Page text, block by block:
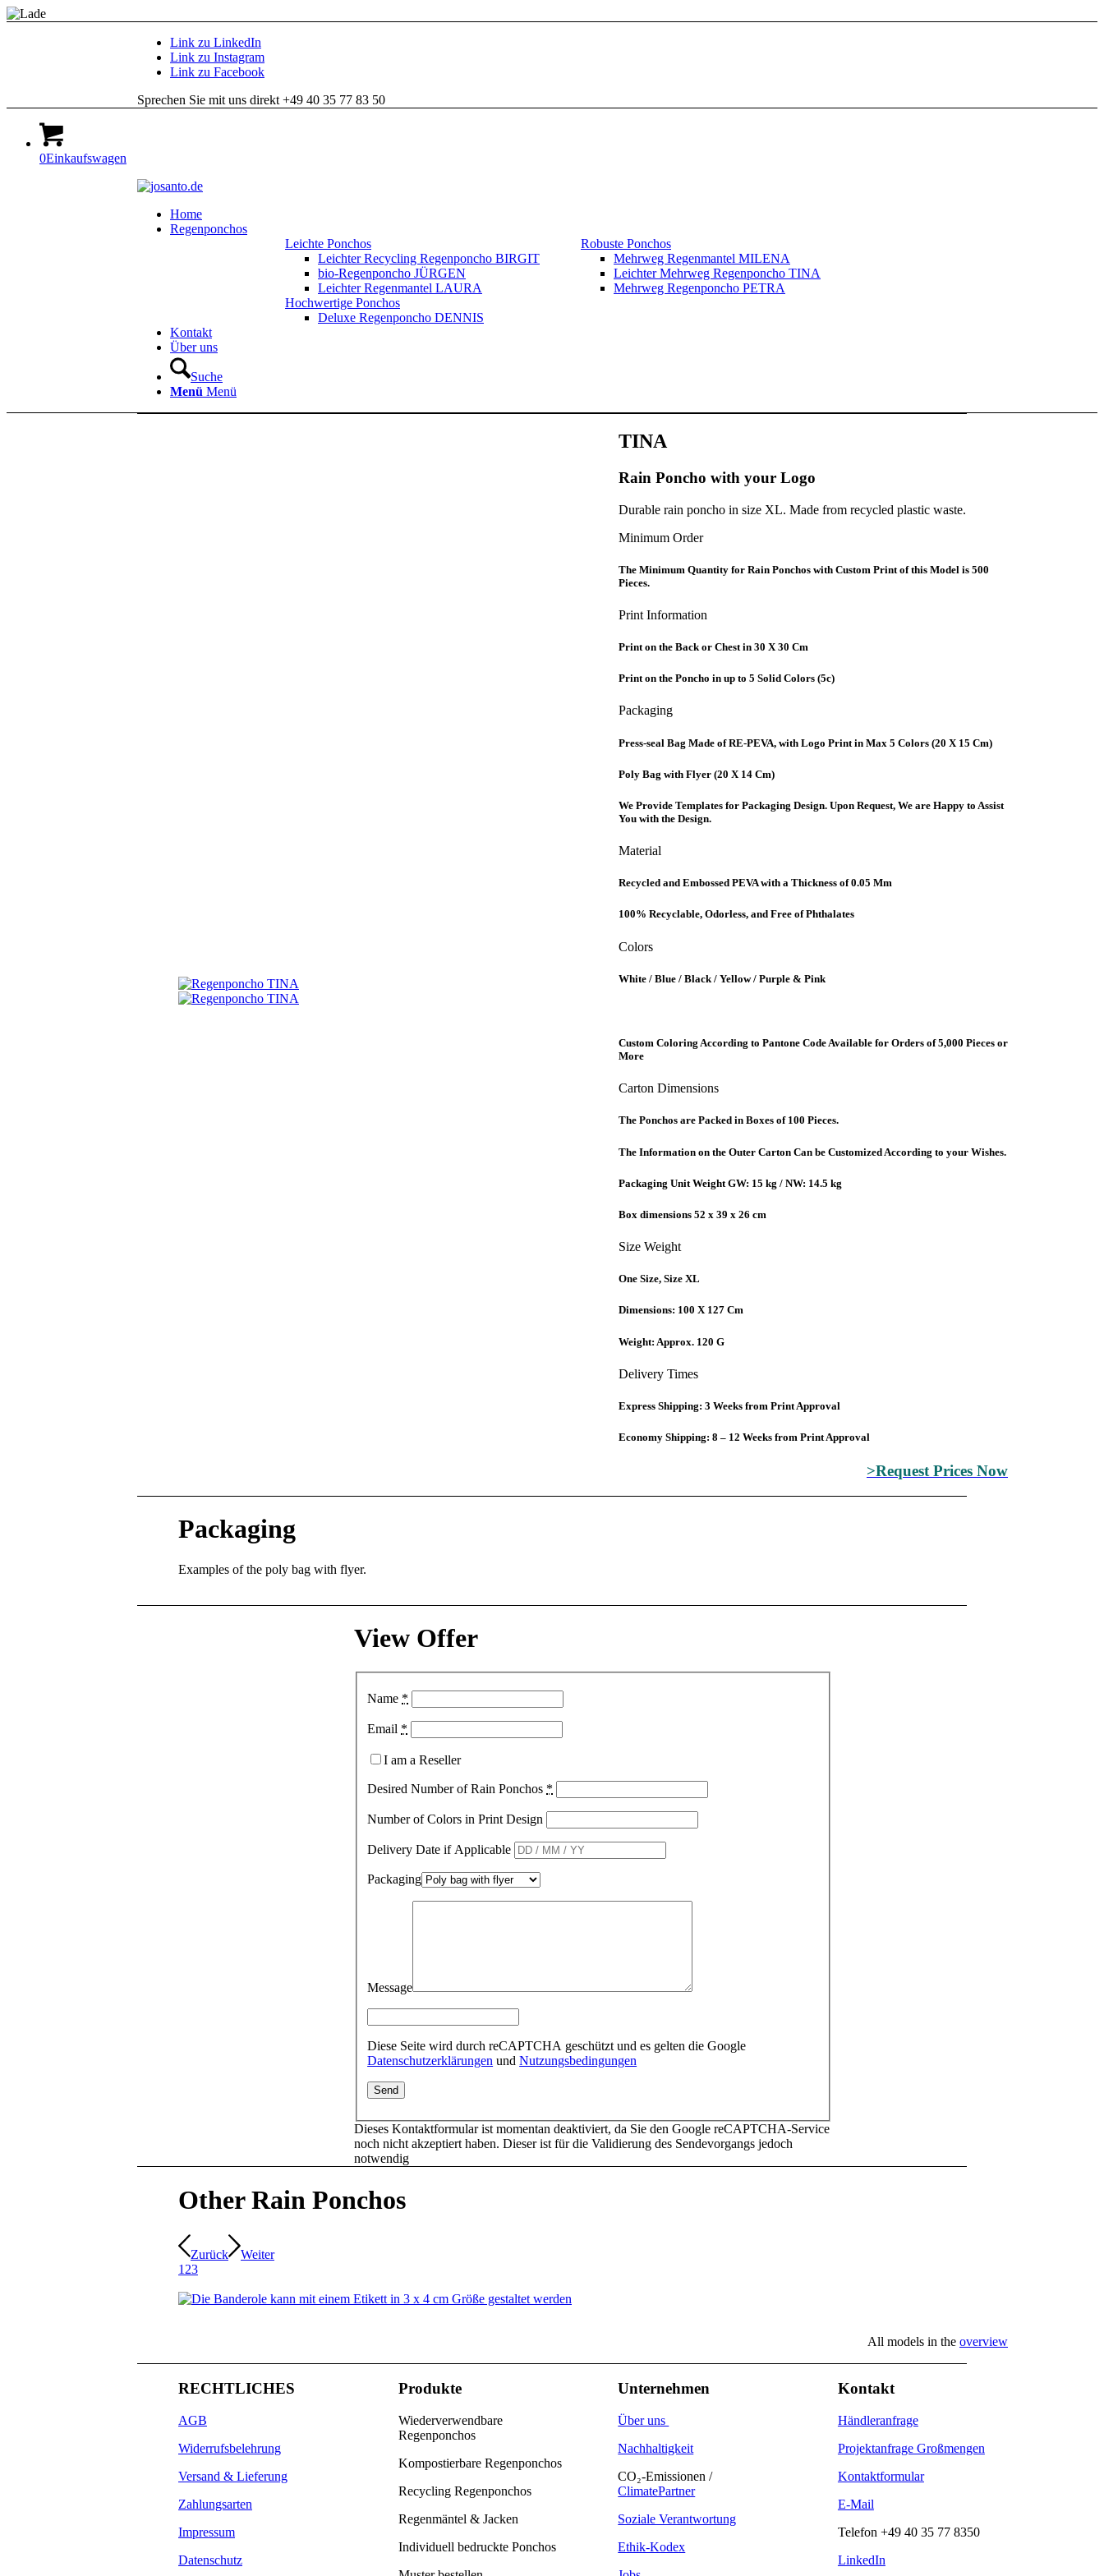
Link zu LinkedIn
Link zu Instagram
Link zu Facebook
Sprechen Sie mit uns direkt +49 40 35 77 83 50
0Einkaufswagen
Home
Regenponchos
Leichte Ponchos
Leichter Recycling Regenponcho BIRGIT
bio-Regenponcho JÜRGEN
Leichter Regenmantel LAURA
Robuste Ponchos
Mehrweg Regenmantel MILENA
Leichter Mehrweg Regenponcho TINA
Mehrweg Regenponcho PETRA
Hochwertige Ponchos
Deluxe Regenponcho DENNIS
Kontakt
Über uns
Suche
Menü Menü
TINA
Rain Poncho with your Logo
Durable rain poncho in size XL. Made from recycled plastic waste.
Minimum Order
The Minimum Quantity for Rain Ponchos with Custom Print of this Model is 500
Pieces.
Print Information
Print on the Back or Chest in 30 X 30 Cm
Print on the Poncho in up to 5 Solid Colors (5c)
Packaging
Press-seal Bag Made of RE-PEVA, with Logo Print in Max 5 Colors (20 X 15 Cm)
Poly Bag with Flyer (20 X 14 Cm)
We Provide Templates for Packaging Design. Upon Request, We are Happy to Assist
You with the Design.
Material
Recycled and Embossed PEVA with a Thickness of 0.05 Mm
100% Recyclable, Odorless, and Free of Phthalates
Colors
White / Blue / Black / Yellow / Purple & Pink
Custom Coloring According to Pantone Code Available for Orders of 5,000 Pieces or
More
Carton Dimensions
The Ponchos are Packed in Boxes of 100 Pieces.
The Information on the Outer Carton Can be Customized According to your Wishes.
Packaging Unit Weight GW: 15 kg / NW: 14.5 kg
Box dimensions 52 x 39 x 26 cm
Size Weight
One Size, Size XL
Dimensions: 100 X 127 Cm
Weight: Approx. 120 G
Delivery Times
Express Shipping: 3 Weeks from Print Approval
Economy Shipping: 8 – 12 Weeks from Print Approval
>Request Prices Now
Packaging
Examples of the poly bag with flyer.
View Offer
Name *
Email *
I am a Reseller
Desired Number of Rain Ponchos *
Number of Colors in Print Design
Delivery Date if Applicable
Packaging
Message
Diese Seite wird durch reCAPTCHA geschützt und es gelten die Google
Datenschutzerklärungen undNutzungsbedingungen
Dieses Kontaktformular ist momentan deaktiviert, da Sie den Google reCAPTCHA-Service
noch nicht akzeptiert haben. Dieser ist für die Validierung des Sendevorgangs jedoch
notwendig
Other Rain Ponchos
Zurück
Weiter
1 23
All models in the overview
RECHTLICHES
AGB
Widerrufsbelehrung
Versand & Lieferung
Zahlungsarten
Impressum
Datenschutz
Produkte
Wiederverwendbare
Regenponchos
Kompostierbare Regenponchos
Recycling Regenponchos
Regenmäntel & Jacken
Individuell bedruckte Ponchos
Unternehmen
Über uns
Nachhaltigkeit
CO₂-Emissionen /
ClimatePartner
Soziale Verantwortung
Ethik-Kodex
Kontakt
Händleranfrage
Projektanfrage Großmengen
Kontaktformular
E-Mail
Telefon +49 40 35 77 8350
LinkedIn